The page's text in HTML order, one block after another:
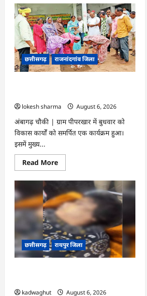
राजनांदगांव
:
स्टेट
हाईवे
पर
निकाय
में
डिवाइडर,
नाली
का
निर्माण
की
छत्तीसगढ़ राजनांदगांव जिला
lokesh sharma
August 6, 2026
अंबागढ़ चौकी | ग्राम पीपरखार में बुधवार को
विकास कार्यों को समर्पित एक कार्यक्रम हुआ।
इसमें मुख्य...
Read MoreRead
more
राजनांदगांव
यात्री
प्रतीक्षालय
का
लोकार्पण
किया
गया…
छत्तीसगढ़ रायपुर जिला
kadwaghut
August 6, 2026